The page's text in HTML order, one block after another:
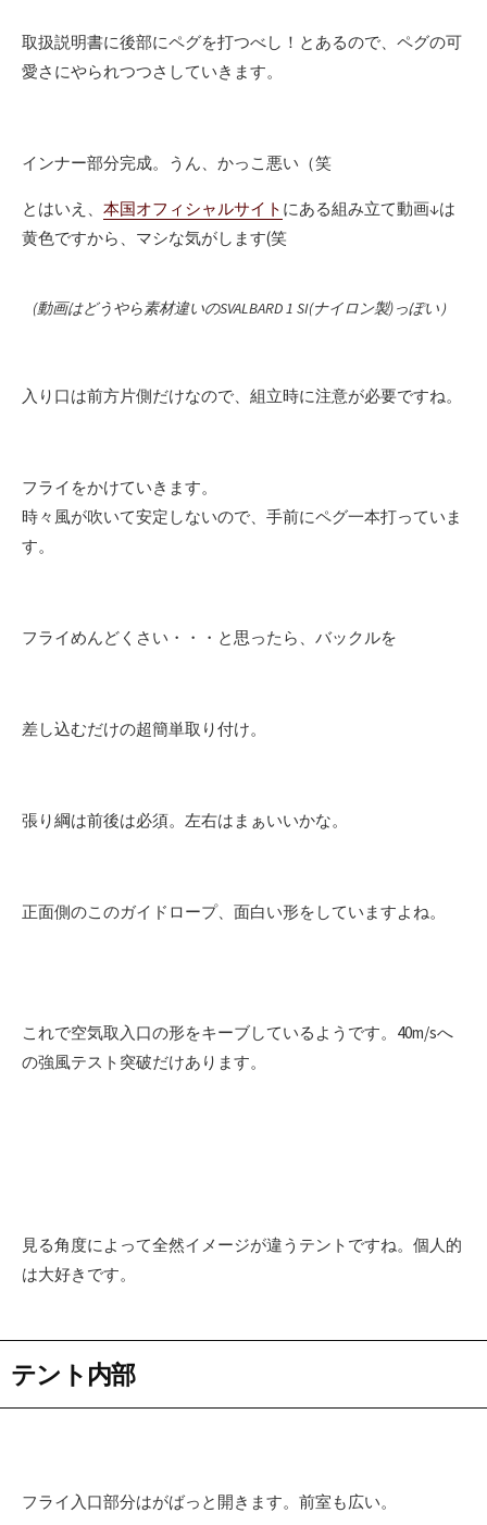
取扱説明書に後部にペグを打つべし！とあるので、ペグの可
愛さにやられつつさしていきます。
インナー部分完成。うん、かっこ悪い（笑
とはいえ、 本国オフィシャルサイト にある組み立て動画↓は
黄色ですから、マシな気がします(笑
(動画はどうやら素材違いのSVALBARD 1 SI(ナイロン製)っぽい）
入り口は前方片側だけなので、組立時に注意が必要ですね。
フライをかけていきます。
時々風が吹いて安定しないので、手前にペグ一本打っていま
す。
フライめんどくさい・・・と思ったら、バックルを
差し込むだけの超簡単取り付け。
張り綱は前後は必須。左右はまぁいいかな。
正面側のこのガイドロープ、面白い形をしていますよね。
これで空気取入口の形をキーブしているようです。40m/sへ
の強風テスト突破だけあります。
見る角度によって全然イメージが違うテントですね。個人的
は大好きです。
テント内部
フライ入口部分はがばっと開きます。前室も広い。